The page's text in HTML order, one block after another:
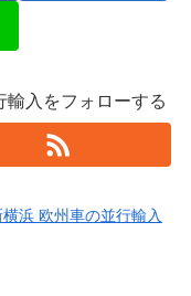
輸入をフォローする
浜 欧州車の並行輸入